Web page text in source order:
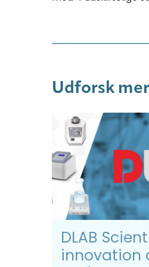
Udforsk
DLAB
innovation